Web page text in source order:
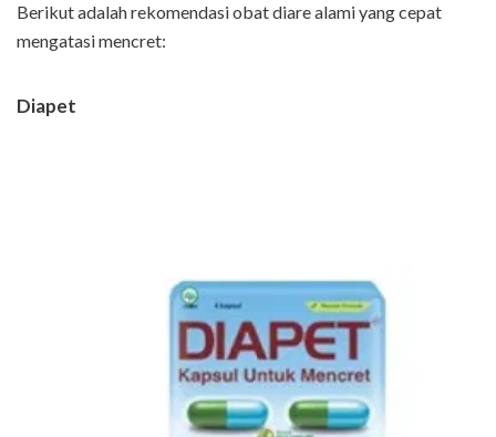
Berikut adalah rekomendasi obat diare alami yang cepat
mengatasi mencret:
Diapet